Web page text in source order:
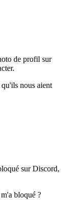
de profil sur
nous aient
sur Discord,
bloqué ?